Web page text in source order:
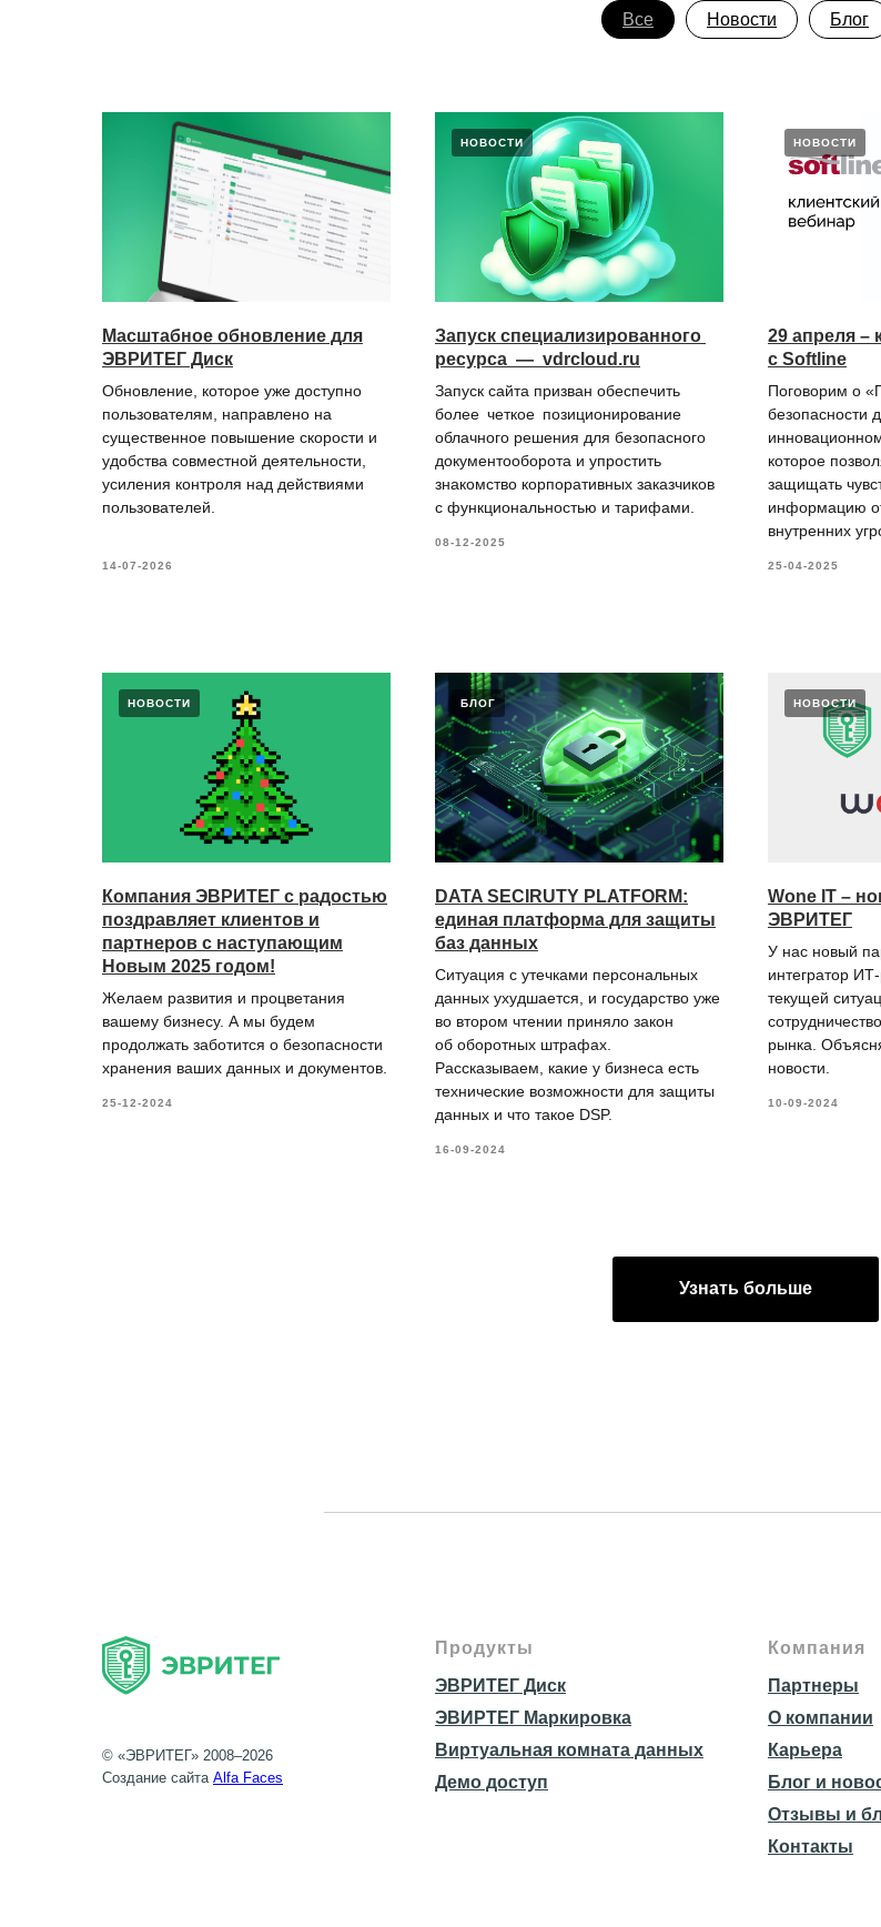
Все Новости Блог
Масштабное обновление для
ЭВРИТЕГ Диск
Обновление, которое уже доступно
пользователям, направлено на
существенное повышение скорости и
удобства совместной деятельности,
усиления контроля над действиями
пользователей.
14-07-2026
НОВОСТИ
Запуск специализированного
ресурса — vdrcloud.ru
Запуск сайта призван обеспечить
более четкое позиционирование
облачного решения для безопасного
документооборота и упростить
знакомство корпоративных заказчиков
с функциональностью и тарифами.
08-12-2025
НОВОСТИ
29 апреля –
с Softline
Поговорим о
безопасности
которое
защищать
информацию
внутренних
25-04-2025
НОВОСТИ
Компания ЭВРИТЕГ с радостью
поздравляет клиентов и
партнеров с наступающим
Новым 2025 годом!
Желаем развития и процветания
вашему бизнесу. А мы будем
продолжать заботится о безопасности
хранения ваших данных и документов.
25-12-2024
БЛОГ
DATA SECIRUTY PLATFORM:
единая платформа для защиты
баз данных
Ситуация с утечками персональных
данных ухудшается, и государство уже
во втором чтении приняло закон
об оборотных штрафах.
Рассказываем, какие у бизнеса есть
технические возможности для защиты
данных и что такое DSP.
16-09-2024
НОВОСТИ
Wone IT –
ЭВРИТЕГ
У нас новый
интегратор
текущей
рынка.
новости.
10-09-2024
Узнать больше
© «ЭВРИТЕГ» 2008–2026
Создание сайта Alfa Faces
Продукты
ЭВРИТЕГ Диск
ЭВИРТЕГ Маркировка
Виртуальная комната данных
Демо доступ
Компания
Партнеры
О компании
Карьера
Блог и
Отзывы и
Контакты